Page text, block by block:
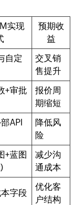
实现
预期收
益
自定
交叉销
售提升
+审批
报价周
期缩短
API
降低风
险
+蓝图
减少沟
通成本
字段
优化客
户结构